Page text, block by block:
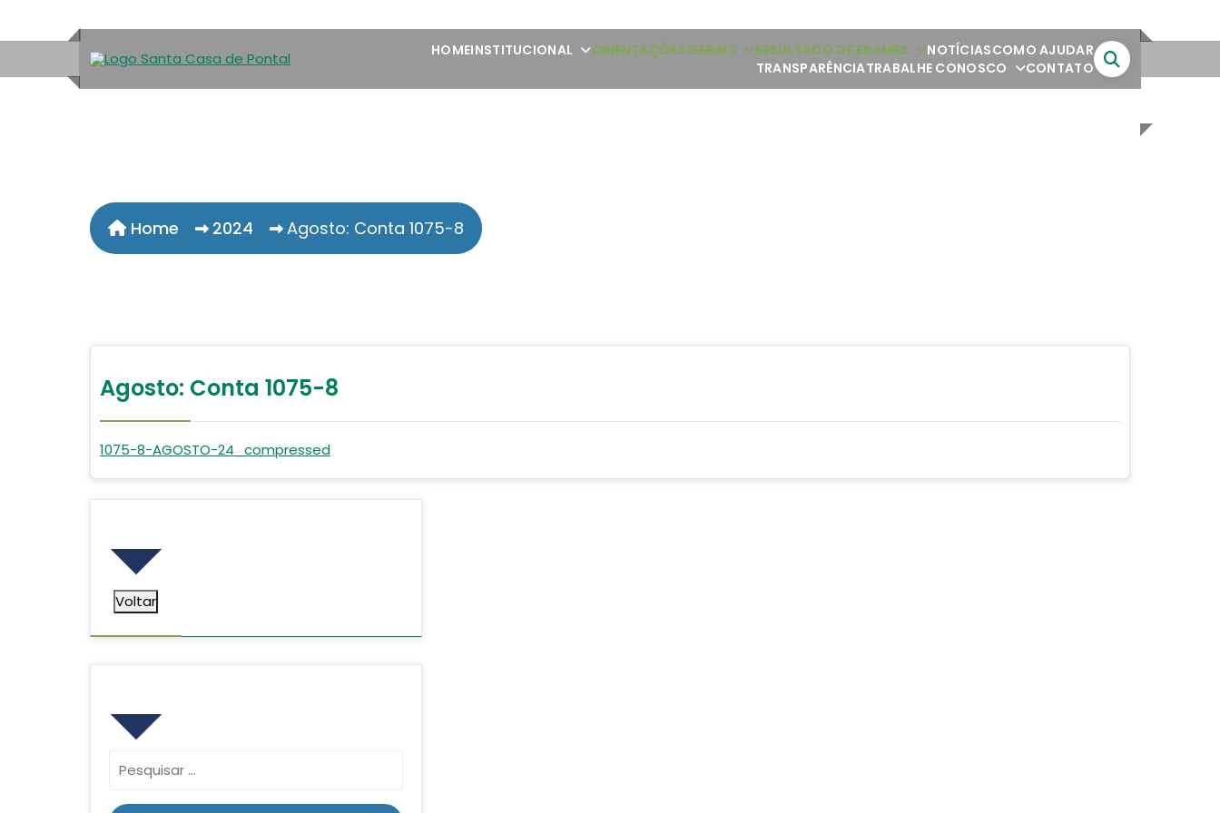
HOMEINSTITUCIONAL ORIENTAÇÕES GERAIS RESULTADO DE EXAMES NOTÍCIASCOMO AJUDAR
TRANSPARÊNCIATRABALHE CONOSCO CONTATO
Home 2024 Agosto: Conta 1075-8
Agosto: Conta 1075-8
1075-8-AGOSTO-24_compressed
Voltar